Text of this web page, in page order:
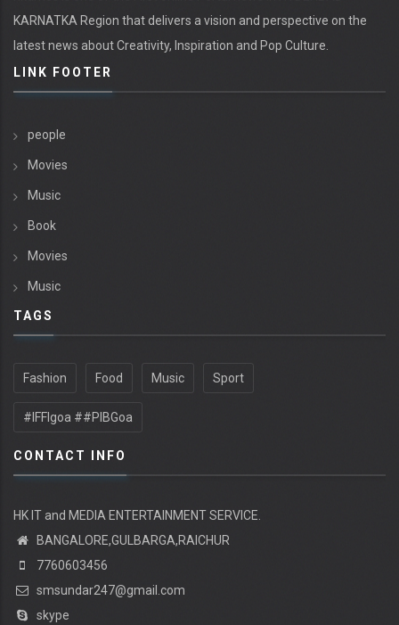
KARNATKA Region that delivers a vision and perspective on the
latest news about Creativity, Inspiration and Pop Culture.
LINK FOOTER
people
Movies
Music
Book
Movies
Music
TAGS
Fashion Food Music Sport
#IFFIgoa ##PIBGoa
CONTACT INFO
HK IT and MEDIA ENTERTAINMENT SERVICE.
BANGALORE,GULBARGA,RAICHUR
7760603456
smsundar247@gmail.com
skype